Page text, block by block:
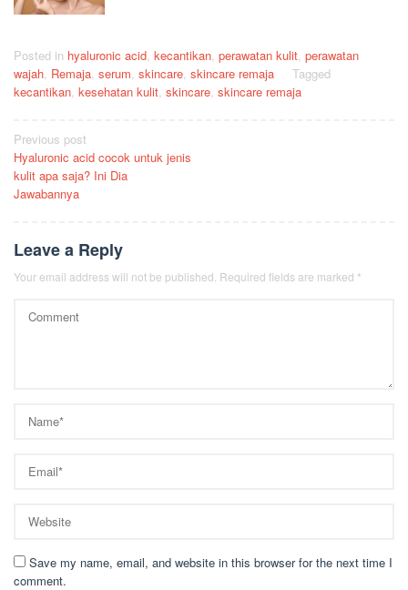
Posted in hyaluronic acid, kecantikan, perawatan kulit, perawatan
wajah, Remaja, serum, skincare, skincare remaja
Tagged
kecantikan, kesehatan kulit, skincare, skincare remaja
Post
navigation
Previous post
Hyaluronic acid cocok untuk jenis
kulit apa saja? Ini Dia
Jawabannya
Leave a Reply
Your email address will not be published. Required fields are marked *
Save my name, email, and website in this browser for the next time I
comment.